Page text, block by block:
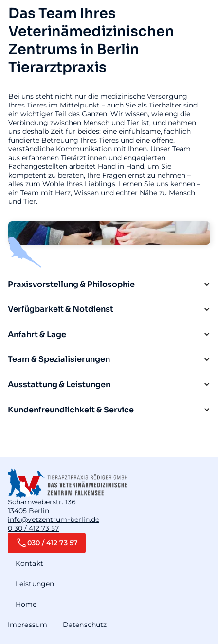
Das Team Ihres
Veterinämedizinischen
Zentrums in Berlin
Tierarztpraxis
Bei uns steht nicht nur die medizinische Versorgung
Ihres Tieres im Mittelpunkt – auch Sie als Tierhalter sind
ein wichtiger Teil des Ganzen. Wir wissen, wie eng die
Verbindung zwischen Mensch und Tier ist, und nehmen
uns deshalb Zeit für beides: eine einfühlsame, fachlich
fundierte Betreuung Ihres Tieres und eine offene,
verständliche Kommunikation mit Ihnen. Unser Team
aus erfahrenen Tierärzt:innen und engagierten
Fachangestellten arbeitet Hand in Hand, um Sie
kompetent zu beraten, Ihre Fragen ernst zu nehmen –
alles zum Wohle Ihres Lieblings. Lernen Sie uns kennen –
ein Team mit Herz, Wissen und echter Nähe zu Mensch
und Tier.
Praxisvorstellung & Philosophie
Verfügbarkeit & Notdienst
Anfahrt & Lage
Team & Spezialisierungen
Ausstattung & Leistungen
Kundenfreundlichkeit & Service
Scharnweberstr. 136
13405 Berlin
info@vetzentrum-berlin.de
0 30 / 412 73 57
Home
Leistungen
Kontakt
030 / 412 73 57
Impressum Datenschutz